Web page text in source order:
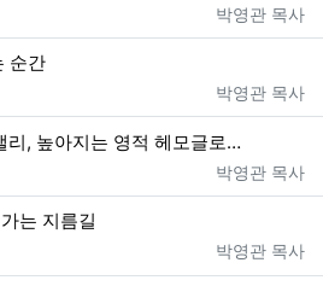
등록자
박영관 목사
순간
등록자
박영관 목사
리, 높아지는 영적 헤모글로…
등록자
박영관 목사
는 지름길
등록자
박영관 목사